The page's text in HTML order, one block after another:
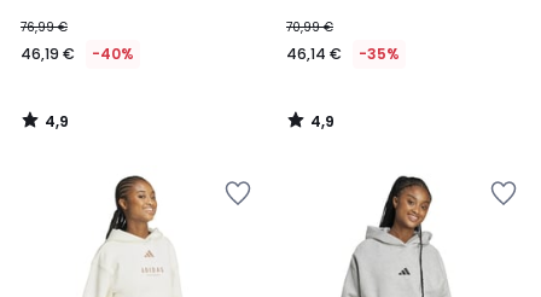
76,99 €
46,19 € -40%
4,9
/
70,99 €
46,14 € -35%
4,9
/